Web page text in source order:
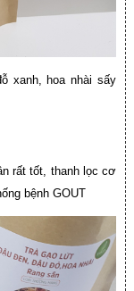
xanh, hoa nhài sấy
rất tốt, thanh lọc cơ
bệnh GOUT